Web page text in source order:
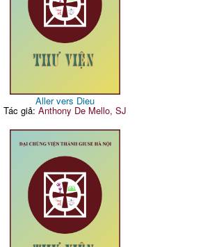
Aller vers Dieu
Tác giả: Anthony De Mello, SJ